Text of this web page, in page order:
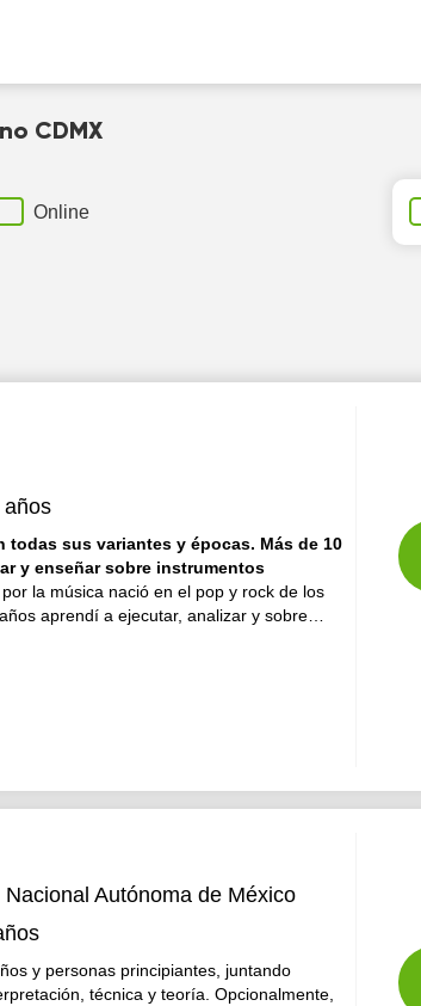
CDMX
Online
años
todas sus variantes y épocas. Más de 10
y enseñar sobre instrumentos
la música nació en el pop y rock de los
aprendí a ejecutar, analizar y sobre
de los que además del rock y pop
metal, baladas y música latina. Toco desde
Autónoma de México
y personas principiantes, juntando
técnica y teoría. Opcionalmente,